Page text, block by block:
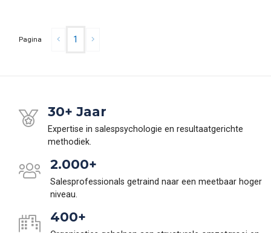
Pagina 1
30+ Jaar
Expertise in salespsychologie en resultaatgerichte
methodiek.
2.000+
Salesprofessionals getraind naar een meetbaar hoger
niveau.
400+